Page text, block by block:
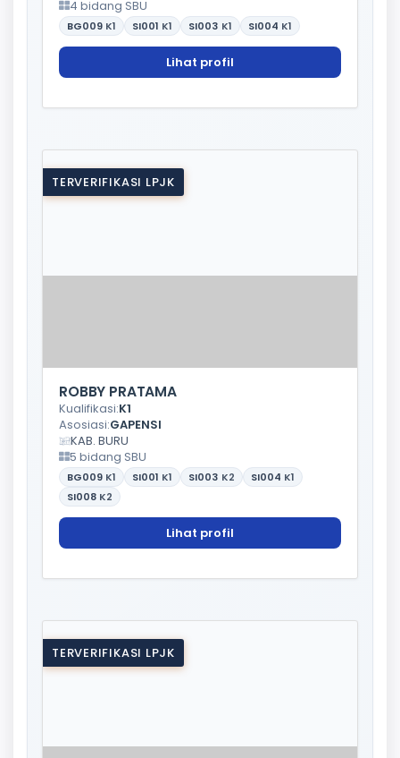
4 bidang SBU
BG009 K1 SI001 K1 SI003 K1 SI004 K1
Lihat profil
TERVERIFIKASI LPJK
ROBBY PRATAMA
Kualifikasi:K1
Asosiasi:GAPENSI
KAB. BURU
5 bidang SBU
BG009 K1 SI001 K1 SI003 K2 SI004 K1
SI008 K2
Lihat profil
TERVERIFIKASI LPJK